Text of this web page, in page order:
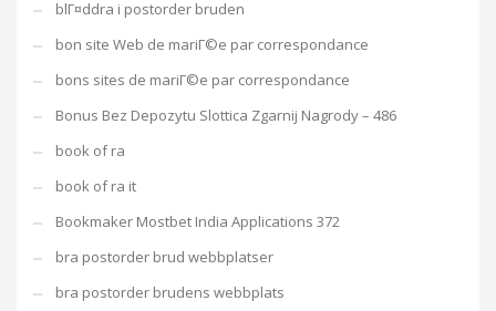
blГ¤ddra i postorder bruden
bon site Web de mariГ©e par correspondance
bons sites de mariГ©e par correspondance
Bonus Bez Depozytu Slottica Zgarnij Nagrody – 486
book of ra
book of ra it
Bookmaker Mostbet India Applications 372
bra postorder brud webbplatser
bra postorder brudens webbplats